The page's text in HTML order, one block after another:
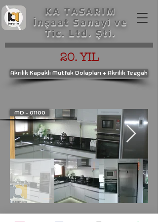
KA TASARIM
İnşaat Sanayi ve
Tic. Ltd. Şti.
20. YIL
Akrilik Kapaklı Mutfak Dolapları + Akrilik Tezgah
MD - 01100